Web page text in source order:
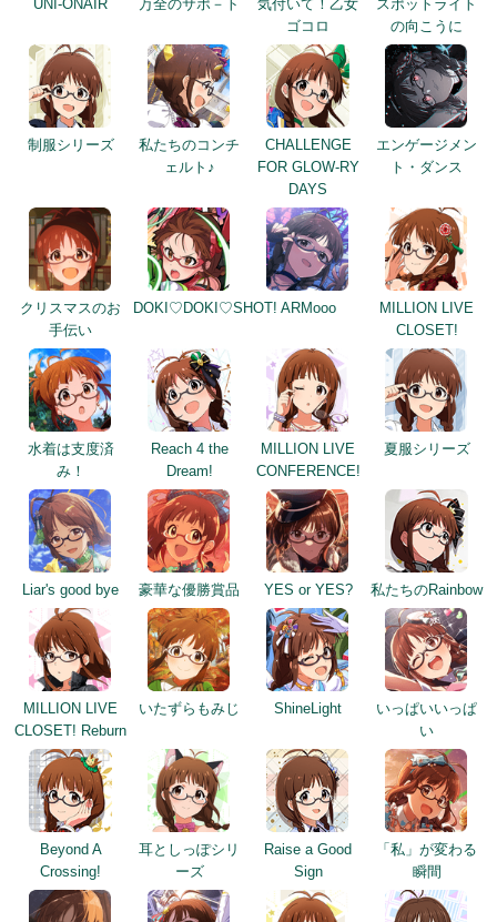
UNI-ONAIR 万全のサポ－ト
気付いて！乙女
ゴコロ
スポットライト
の向こうに
制服シリーズ
私たちのコンチ
ェルト♪
CHALLENGE
FOR GLOW-RY
DAYS
エンゲージメン
ト・ダンス
クリスマスのお
手伝い
DOKI♡DOKI♡SHOT! ARMooo
MILLION LIVE
CLOSET!
水着は支度済
み！
Reach 4 the
Dream!
MILLION LIVE
CONFERENCE!
夏服シリーズ
Liar's good bye 豪華な優勝賞品 YES or YES? 私たちのRainbow
MILLION LIVE
CLOSET! Reburn
いたずらもみじ ShineLight
いっぱいいっぱ
い
Beyond A
Crossing!
耳としっぽシリ
ーズ
Raise a Good
Sign
「私」が変わる
瞬間